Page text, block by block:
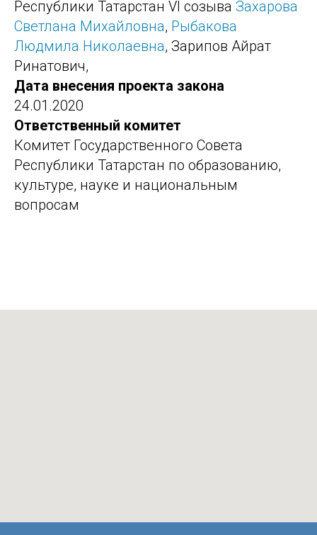
Республики Татарстан VI созыва Захарова
Светлана Михайловна, Рыбакова
Людмила Николаевна, Зарипов Айрат
Ринатович,
Дата внесения проекта закона
24.01.2020
Ответственный комитет
Комитет Государственного Совета
Республики Татарстан по образованию,
культуре, науке и национальным
вопросам